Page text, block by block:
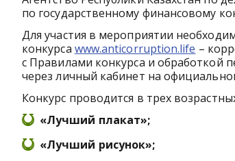
по государственному финансовому
Для участия в мероприятии
конкурса www.anticorruption.life –
с Правилами конкурса и обработкой
через личный кабинет на
Конкурс проводится в трех
«Лучший плакат»;
«Лучший рисунок»;